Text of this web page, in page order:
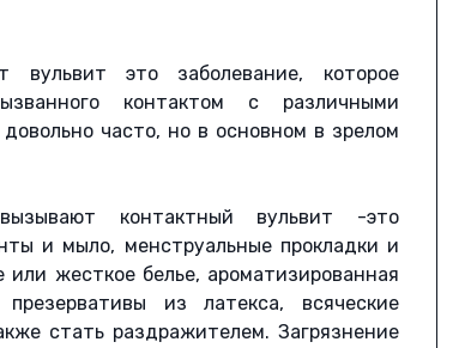
вульвит это заболевание, которое
контактом с различными
часто, но в основном в зрелом
контактный вульвит -это
и мыло, менструальные прокладки и
жесткое белье, ароматизированная
из латекса, всяческие
стать раздражителем. Загрязнение